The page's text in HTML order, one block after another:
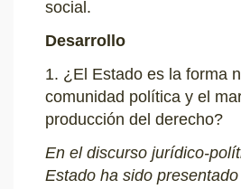
social.
Desarrollo
1. ¿El Estado es la forma
comunidad política y el
producción del derecho?
En el discurso jurídico-
Estado ha sido